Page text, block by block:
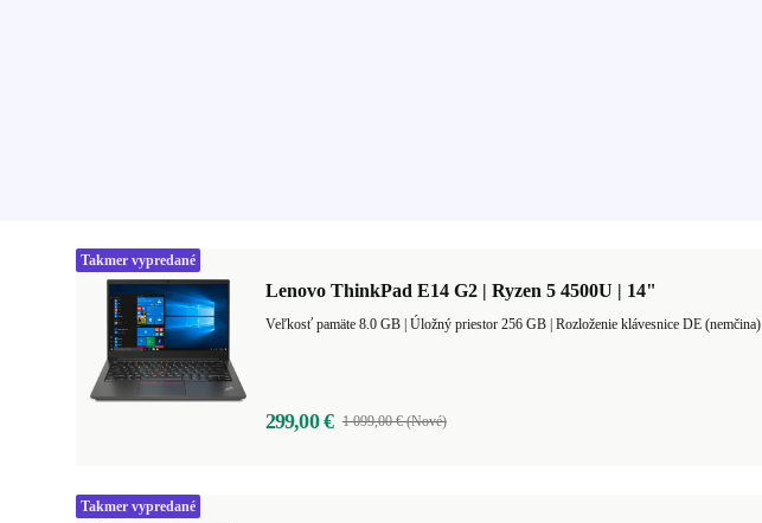
Lenovo ThinkPad E14 G2 | Ryzen 5 4500U | 14"
Rozloženie klávesnice DE (nemčina)
299,00 € 1 099,00 € (Nové)
Takmer vypredané
Takmer vypredané